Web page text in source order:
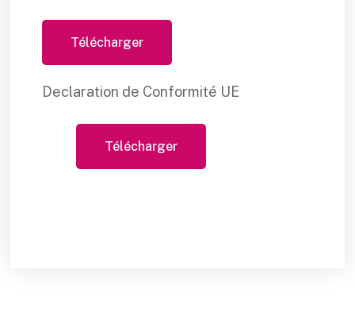
Télécharger
Declaration de Conformité UE
Télécharger